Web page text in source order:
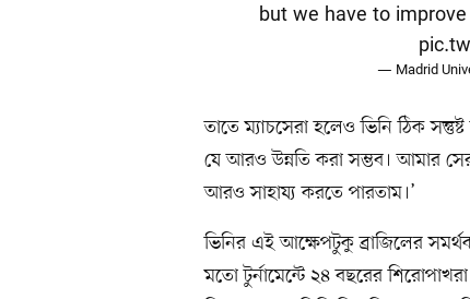
but we have to improve
— Madrid
তাতে ম্যাচসেরা হলেও ভিনি ঠিক
যে আরও উন্নতি করা সম্ভব। আমার
আরও সাহায্য করতে পারতাম।’
ভিনির এই আক্ষেপটুকু ব্রাজিলের
মতো টুর্নামেন্টে ২৪ বছরের